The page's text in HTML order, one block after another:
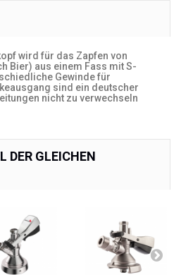
wird für das Zapfen von
Bier) aus einem Fass mit S-
Gewinde für
sind ein deutscher
nicht zu verwechseln
DER GLEICHEN